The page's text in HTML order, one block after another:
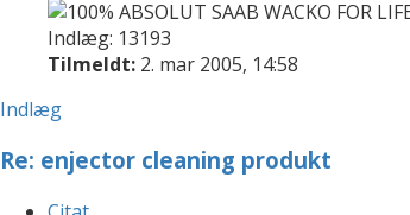
Indlæg: 13193
Tilmeldt: 2. mar 2005, 14:58
Indlæg
Re: enjector cleaning produkt